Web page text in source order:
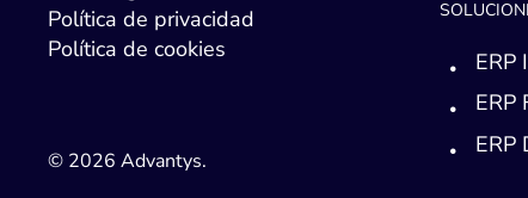
Política de privacidad
Política de cookies
© 2026 Advantys.
ERP
ERP
ERP